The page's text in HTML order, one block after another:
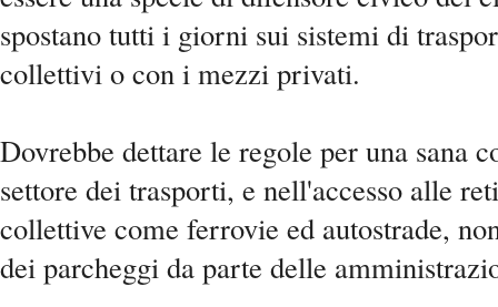
spostano tutti i giorni sui sistemi di
collettivi o con i mezzi privati.
Dovrebbe dettare le regole per una sana
settore dei trasporti, e nell'accesso alle
collettive come ferrovie ed autostrade,
dei parcheggi da parte delle